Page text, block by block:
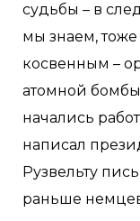
судьбы – в
мы знаем, тоже
косвенным –
атомной
начались
написал
Рузвельту
раньше